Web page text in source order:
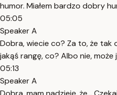
humor. Miałem bardzo dobry
05:05
Speaker A
Dobra, wiecie co? Za to, że tak
jakąś rangę, co? Albo nie, może
05:13
Speaker A